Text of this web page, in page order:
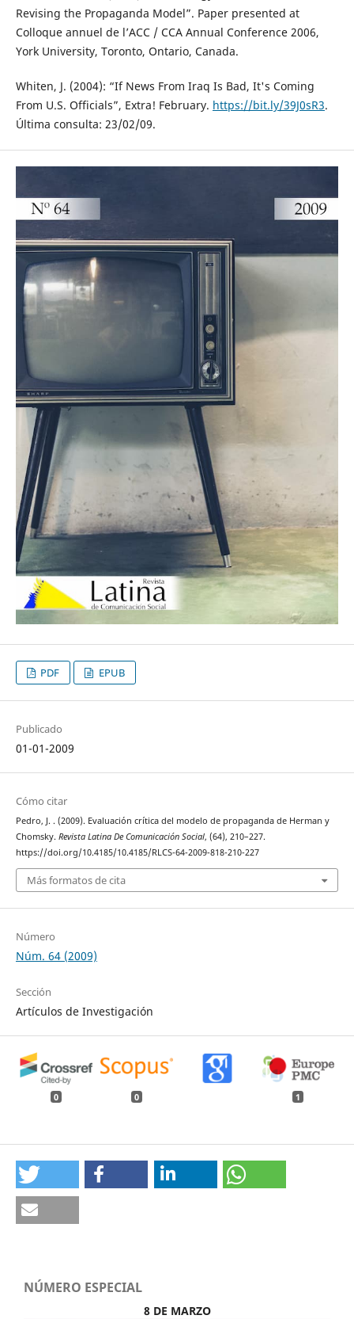
Revising the Propaganda Model”. Paper presented at
Colloque annuel de l’ACC / CCA Annual Conference 2006,
York University, Toronto, Ontario, Canada.
Whiten, J. (2004): “If News From Iraq Is Bad, It's Coming
From U.S. Officials”, Extra! February. https://bit.ly/39J0sR3.
Última consulta: 23/02/09.
PDF EPUB
Publicado
01-01-2009
Cómo citar
Pedro, J. . (2009). Evaluación crítica del modelo de propaganda de Herman y
Chomsky. Revista Latina De Comunicación Social, (64), 210–227.
https://doi.org/10.4185/10.4185/RLCS-64-2009-818-210-227
Más formatos de cita
Número
Núm. 64 (2009)
Sección
Artículos de Investigación
0 0 1
NÚMERO ESPECIAL
8 DE MARZO